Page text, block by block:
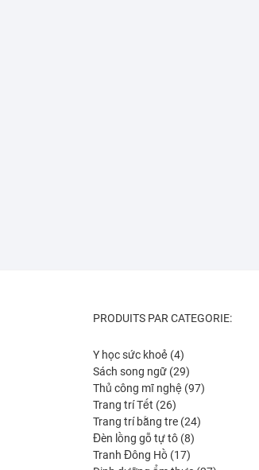
PRODUITS PAR CATEGORIE:
Y học sức khoẻ 44
produits
Sách song ngữ 2929
produits
Thủ công mĩ nghệ 9797
Trang trí Tết 2626
produits
Trang trí bằng tre 2424
Đèn lồng gỗ tự tô 88
Tranh Đông Hồ 1717